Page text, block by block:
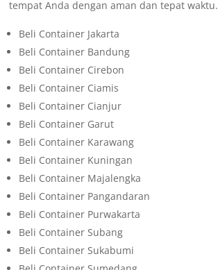
tempat Anda dengan aman dan tepat waktu.
Beli Container Jakarta
Beli Container Bandung
Beli Container Cirebon
Beli Container Ciamis
Beli Container Cianjur
Beli Container Garut
Beli Container Karawang
Beli Container Kuningan
Beli Container Majalengka
Beli Container Pangandaran
Beli Container Purwakarta
Beli Container Subang
Beli Container Sukabumi